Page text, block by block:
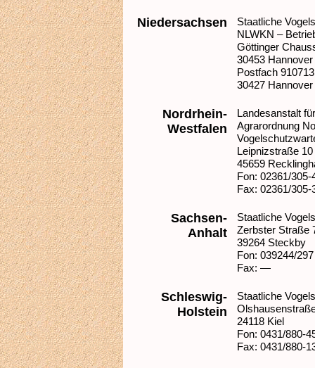
Niedersachsen
Staatliche
NLWKN –
Göttinger
30453 Hannover
Postfach 910713
30427 Hannover
Nordrhein-
Westfalen
Landesanstalt
Agrarordnung
Leipnizstraße 10
45659
Fon: 02361/305-
Fax: 02361/305-
Sachsen-
Anhalt
Staatliche
Zerbster Straße
39264 Steckby
Fon: 039244/297
Fax: —
Schleswig-
Holstein
Staatliche
24118 Kiel
Fon: 0431/880-
Fax: 0431/880-